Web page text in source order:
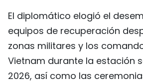
El diplomático elogió el
equipos de recuperación
zonas militares y los
Vietnam durante la estación
2026, así como las